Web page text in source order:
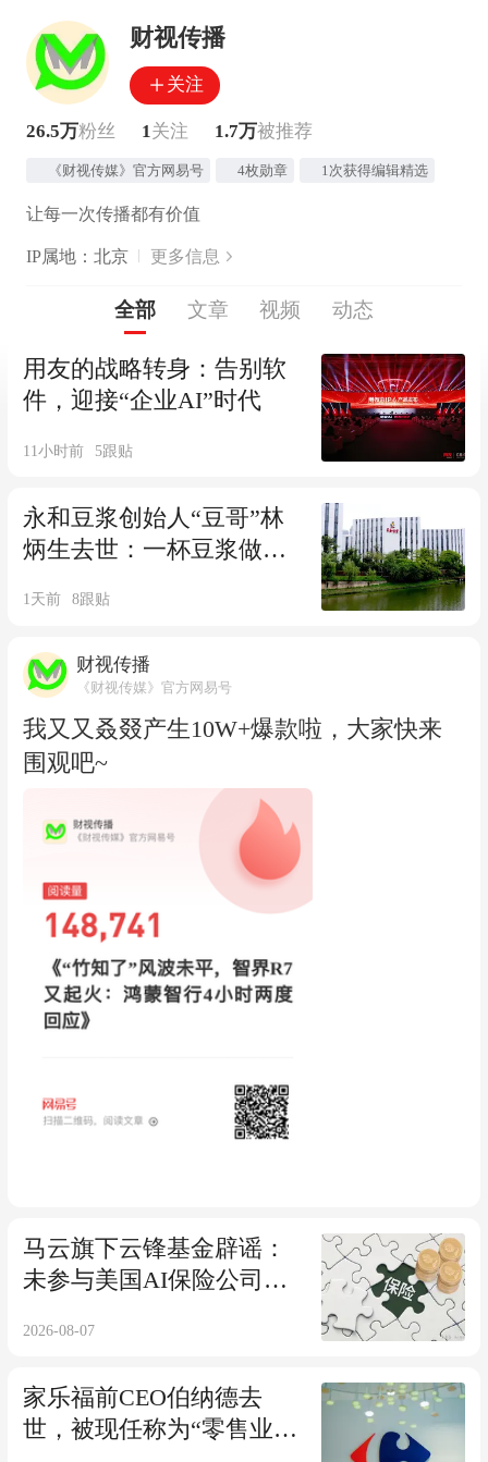
财视传播
关注
26.5万粉丝 1 关注 1.7万被推荐
《财视传媒》官方网易号 4枚勋章 1次获得编辑精选
让每一次传播都有价值
IP属地：北京 更多信息
全部 文章 视频 动态
用友的战略转身：告别软
件，迎接“企业AI”时代
11小时前 5跟贴
永和豆浆创始人“豆哥”林
炳生去世：一杯豆浆做成
1天前 8跟贴
财视传播
《财视传媒》官方网易号
我又又叒叕产生10W+爆款啦，大家快来
围观吧~
马云旗下云锋基金辟谣：
未参与美国AI保险公司投
2026-08-07
家乐福前CEO伯纳德去
世，被现任称为“零售业巨